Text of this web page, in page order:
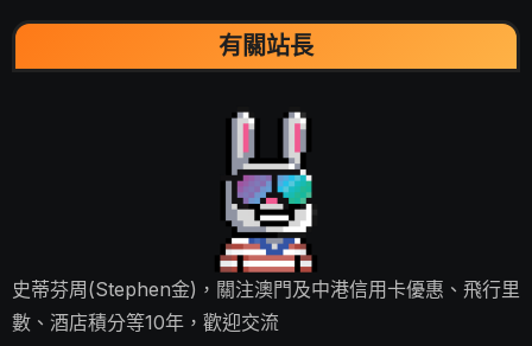
有關站長
史蒂芬周(Stephen金)，關注澳門及中港信用卡優惠、飛行里
數、酒店積分等10年，歡迎交流